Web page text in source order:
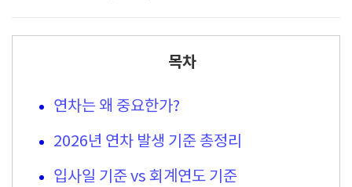
목차
연차는 왜 중요한가?
2026년 연차 발생 기준 총정리
입사일 기준 vs 회계연도 기준